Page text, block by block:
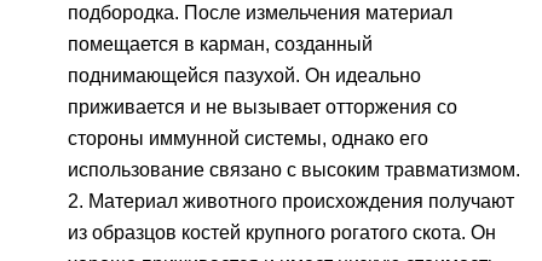
подбородка. После измельчения материал
помещается в карман, созданный
поднимающейся пазухой. Он идеально
приживается и не вызывает отторжения со
стороны иммунной системы, однако его
использование связано с высоким травматизмом.
Материал животного происхождения получают
из образцов костей крупного рогатого скота. Он